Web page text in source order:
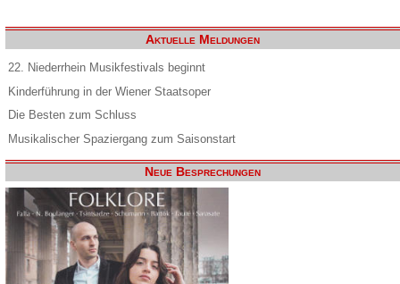
Aktuelle Meldungen
22. Niederrhein Musikfestivals beginnt
Kinderführung in der Wiener Staatsoper
Die Besten zum Schluss
Musikalischer Spaziergang zum Saisonstart
Neue Besprechungen